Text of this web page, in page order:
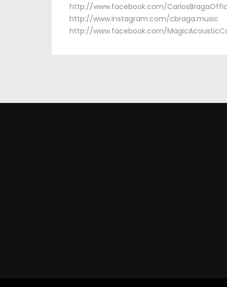
http://www.facebook.com/
http://www.instagram.com/cbraga.music
http://www.facebook.com/